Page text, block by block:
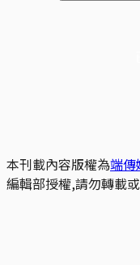
本刊載內容版權為端傳
編輯部授權,請勿轉載